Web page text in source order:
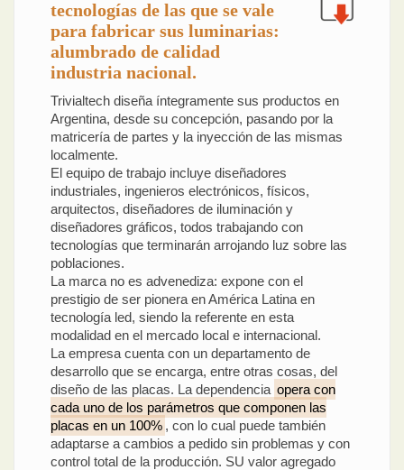
tecnologías de las que se vale
para fabricar sus luminarias:
alumbrado de calidad
industria nacional.
Trivialtech diseña íntegramente sus productos en
Argentina, desde su concepción, pasando por la
matricería de partes y la inyección de las mismas
localmente.
El equipo de trabajo incluye diseñadores
industriales, ingenieros electrónicos, físicos,
arquitectos, diseñadores de iluminación y
diseñadores gráficos, todos trabajando con
tecnologías que terminarán arrojando luz sobre las
poblaciones.
La marca no es advenediza: expone con el
prestigio de ser pionera en América Latina en
tecnología led, siendo la referente en esta
modalidad en el mercado local e internacional.
La empresa cuenta con un departamento de
desarrollo que se encarga, entre otras cosas, del
diseño de las placas. La dependencia opera con
cada uno de los parámetros que componen las
placas en un 100% , con lo cual puede también
adaptarse a cambios a pedido sin problemas y con
control total de la producción. SU valor agregado